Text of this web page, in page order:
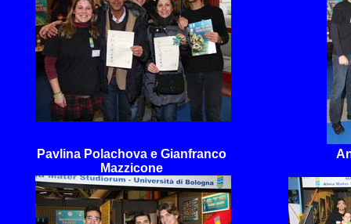
Pavlina Polachova e Gianfranco
Mazzicone